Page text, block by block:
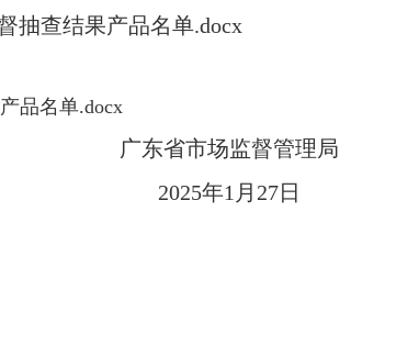
抽查结果产品名单.docx
品名单.docx
广东省市场监督管理局
2025年1月27日